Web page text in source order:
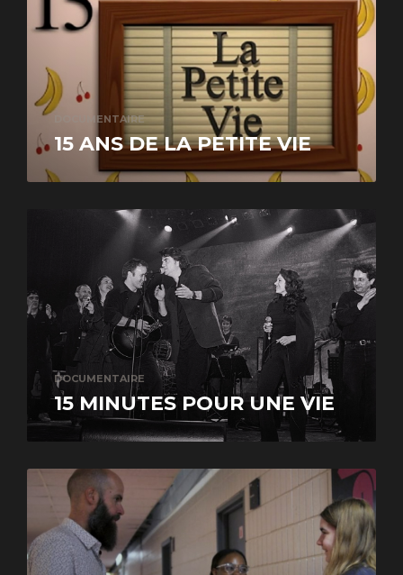
DOCUMENTAIRE
15 ANS DE LA PETITE VIE
DOCUMENTAIRE
15 MINUTES POUR UNE VIE